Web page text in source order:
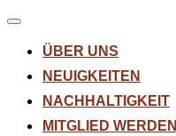
Navigation
umschalten
ÜBER UNS
NEUIGKEITEN
NACHHALTIGKEIT
MITGLIED WERDEN